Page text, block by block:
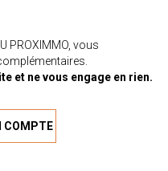
PROXIMMO, vous
et ne vous engage en rien.
COMPTE